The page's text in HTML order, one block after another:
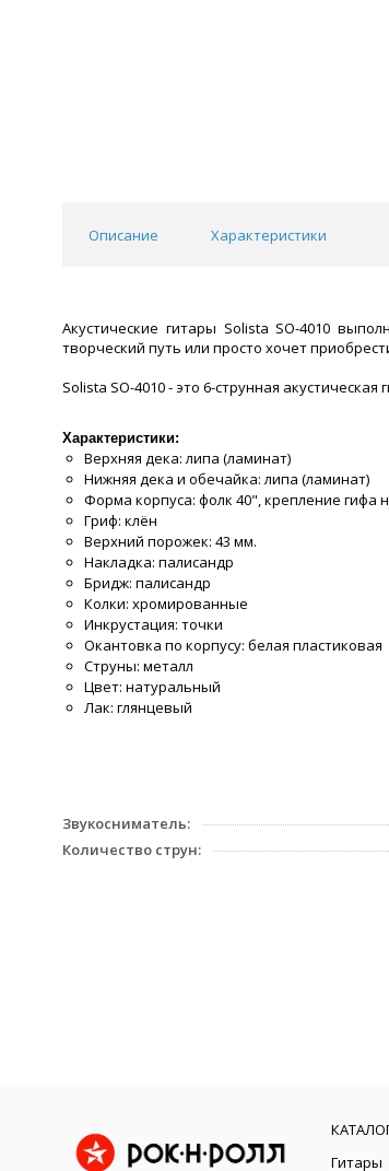
Описание Характеристики
Акустические гитары Solista SO-4010
творческий путь или просто хочет
Solista SO-4010 - это 6-струнная
Характеристики:
Верхняя дека: липа (ламинат)
Нижняя дека и обечайка: липа (ламинат)
Форма корпуса: фолк 40", крепление гифа
Гриф: клён
Верхний порожек: 43 мм.
Накладка: палисандр
Бридж: палисандр
Колки: хромированные
Инкрустация: точки
Окантовка по корпусу: белая пластиковая
Струны: металл
Цвет: натуральный
Лак: глянцевый
Звукосниматель:
Количество струн:
Гитары